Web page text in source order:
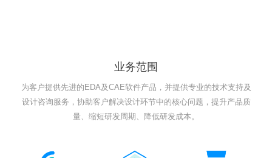
业务范围
为客户提供先进的EDA及CAE软件产品，并提供专业的技术支持及
设计咨询服务，协助客户解决设计环节中的核心问题，提升产品质
量、缩短研发周期、降低研发成本。